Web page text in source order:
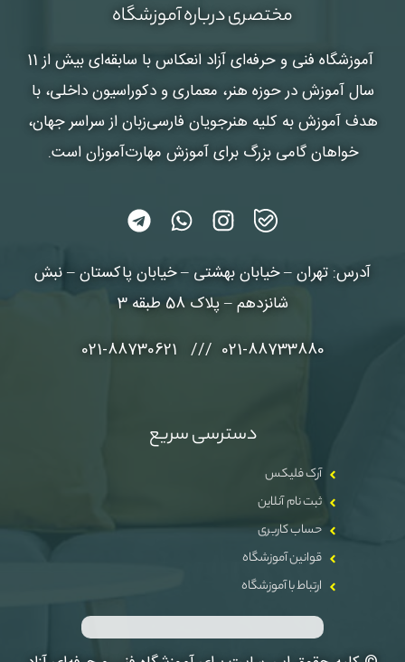
مختصری درباره آموزشگاه
آموزشگاه فنی و حرفه‌ای آزاد انعکاس
با سابقه‌ای بیش از 11
سال آموزش در حوزه هنر، معماری و دکوراسیون داخلی، با
هدف آموزش به کلیه هنرجویان فارسی‌زبان از سراسر جهان،
خواهان گامی بزرگ برای آموزش مهارت‌آموزان است.
آدرس: تهران – خیابان بهشتی – خیابان پاکستان – نبش
شانزدهم – پلاک 58 طبقه 3
021-88733880 /// 021-88730621
دسترسی سریع
آرک فلیکس
ثبت نام آنلاین
حساب کاربری
قوانین آموزشگاه
ارتباط با آموزشگاه